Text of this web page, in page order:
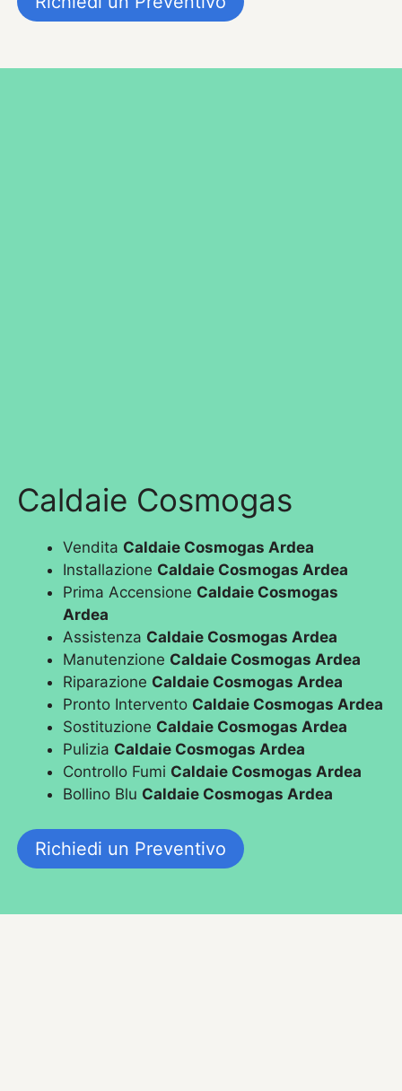
Caldaie Cosmogas
Vendita Caldaie Cosmogas Ardea
Installazione Caldaie Cosmogas Ardea
Prima Accensione Caldaie Cosmogas
Ardea
Assistenza Caldaie Cosmogas Ardea
Manutenzione Caldaie Cosmogas Ardea
Riparazione Caldaie Cosmogas Ardea
Pronto Intervento Caldaie Cosmogas Ardea
Sostituzione Caldaie Cosmogas Ardea
Pulizia Caldaie Cosmogas Ardea
Controllo Fumi Caldaie Cosmogas Ardea
Bollino Blu Caldaie Cosmogas Ardea
Richiedi un Preventivo